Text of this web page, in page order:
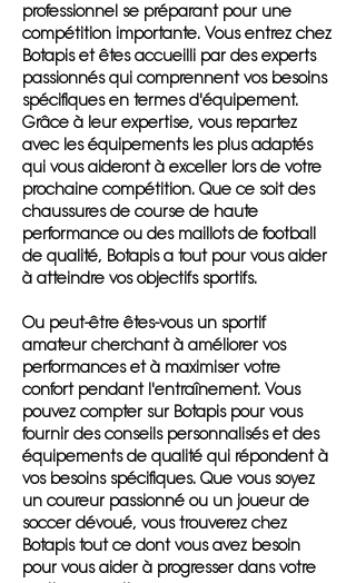
professionnel se préparant pour une
compétition importante. Vous entrez chez
Botapis et êtes accueilli par des experts
passionnés qui comprennent vos besoins
spécifiques en termes d'équipement.
Grâce à leur expertise, vous repartez
avec les équipements les plus adaptés
qui vous aideront à exceller lors de votre
prochaine compétition. Que ce soit des
chaussures de course de haute
performance ou des maillots de football
de qualité, Botapis a tout pour vous aider
à atteindre vos objectifs sportifs.
Ou peut-être êtes-vous un sportif
amateur cherchant à améliorer vos
performances et à maximiser votre
confort pendant l'entraînement. Vous
pouvez compter sur Botapis pour vous
fournir des conseils personnalisés et des
équipements de qualité qui répondent à
vos besoins spécifiques. Que vous soyez
un coureur passionné ou un joueur de
soccer dévoué, vous trouverez chez
Botapis tout ce dont vous avez besoin
pour vous aider à progresser dans votre